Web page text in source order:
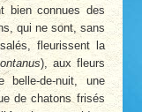
bien connues des
qui ne sont, sans
fleurissent la
), aux fleurs
belle-de-nuit, une
de chatons frisés